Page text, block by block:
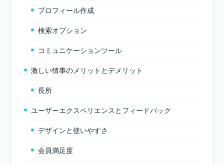
プロフィール作成
検索オプション
コミュニケーションツール
激しい情事のメリットとデメリット
長所
ユーザーエクスペリエンスとフィードバック
デザインと使いやすさ
会員満足度